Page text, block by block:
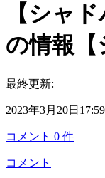
【シャ
の情報【
最終更新:
2023年3月20日17:59
コメント 0 件
コメント